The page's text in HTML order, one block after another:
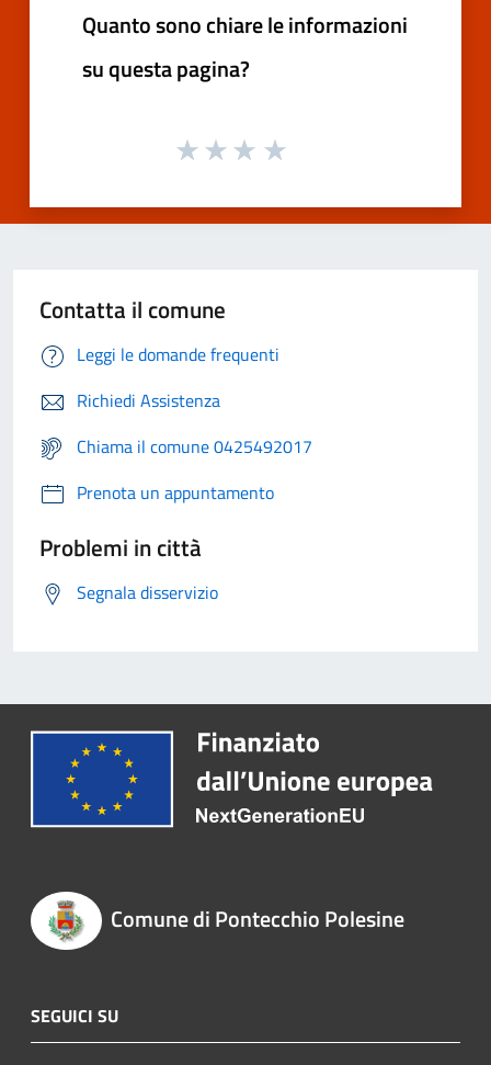
Quanto sono chiare le informazioni
su questa pagina?
Contatta il comune
Leggi le domande frequenti
Richiedi Assistenza
Chiama il comune 0425492017
Prenota un appuntamento
Problemi in città
Segnala disservizio
Comune di Pontecchio Polesine
SEGUICI SU